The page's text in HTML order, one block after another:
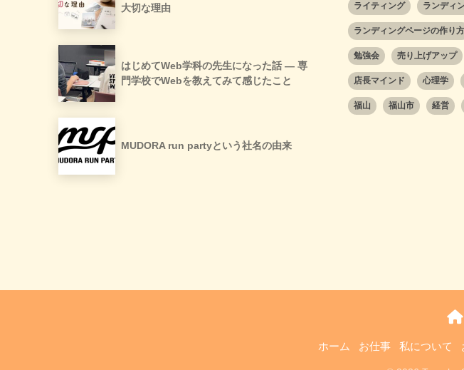
大切な理由
はじめてWeb学科の先生になった話 ― 専
門学校でWebを教えてみて感じたこと
MUDORA run partyという社名の由来
ライティング ランディ
ランディングページの作り方
勉強会 売り上げアップ
店長マインド 心理学
福山 福山市 経営
ホーム お仕事 私について